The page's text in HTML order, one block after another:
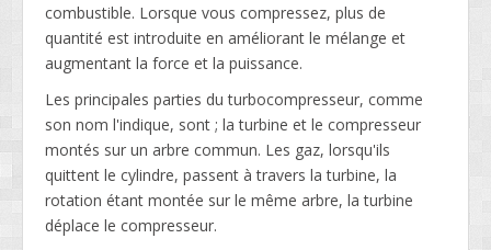
combustible. Lorsque vous compressez, plus de
quantité est introduite en améliorant le mélange et
augmentant la force et la puissance.
Les principales parties du turbocompresseur, comme
son nom l'indique, sont ; la turbine et le compresseur
montés sur un arbre commun. Les gaz, lorsqu'ils
quittent le cylindre, passent à travers la turbine, la
rotation étant montée sur le même arbre, la turbine
déplace le compresseur.